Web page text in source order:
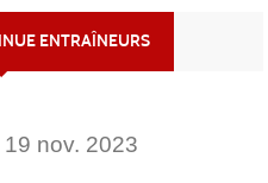
ENTRAÎNEURS
19 nov. 2023